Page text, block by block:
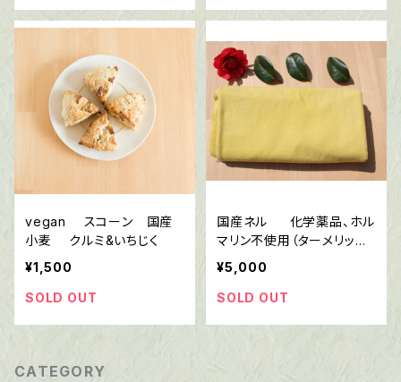
vegan スコーン 国産
小麦 クルミ&いちじく
¥1,500
SOLD OUT
国産ネル 化学薬品、ホル
マリン不使用（ターメリック
とマリーゴールド染め）
¥5,000
SOLD OUT
CATEGORY